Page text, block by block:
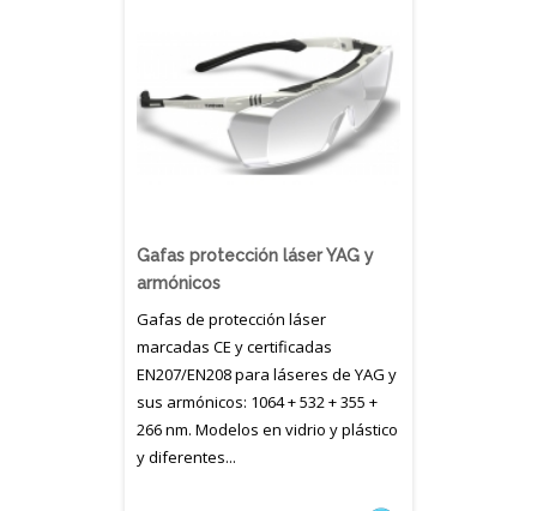
Gafas protección láser YAG y
armónicos
Gafas de protección láser
marcadas CE y certificadas
EN207/EN208 para láseres de YAG y
sus armónicos: 1064 + 532 + 355 +
266 nm. Modelos en vidrio y plástico
y diferentes...